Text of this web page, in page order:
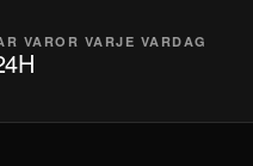
VAROR VARJE VARDAG